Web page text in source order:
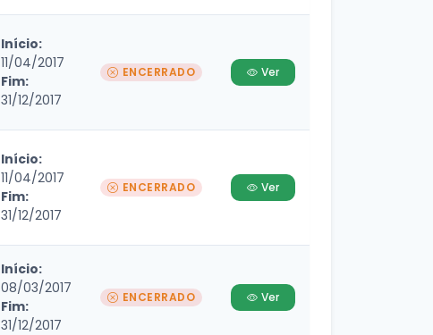
Início:
11/04/2017
Fim:
31/12/2017
ENCERRADO Ver
Início:
11/04/2017
Fim:
31/12/2017
ENCERRADO Ver
Início:
08/03/2017
Fim:
31/12/2017
ENCERRADO Ver